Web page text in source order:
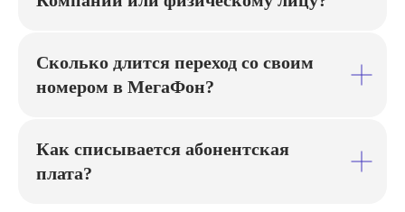
Сколько длится переход со своим
номером в МегаФон?
Как списывается абонентская
плата?